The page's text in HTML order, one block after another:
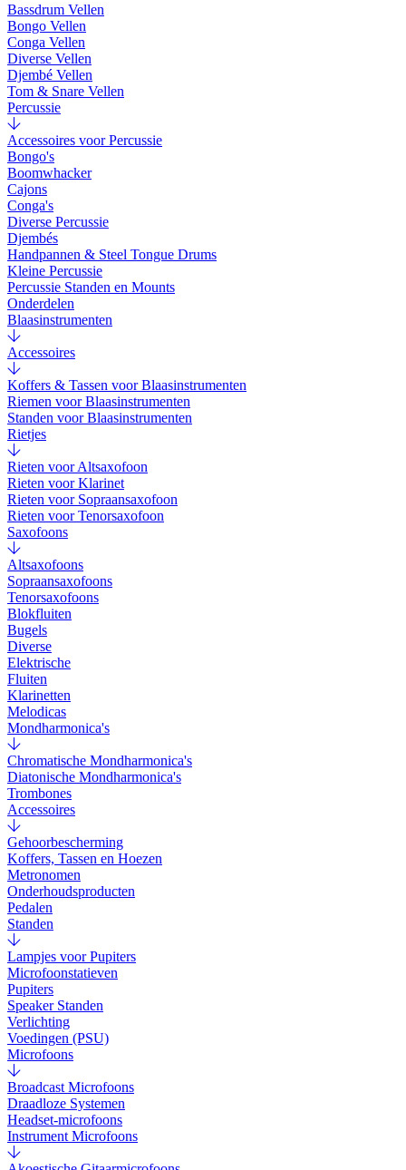
Bassdrum Vellen
Bongo Vellen
Conga Vellen
Diverse Vellen
Djembé Vellen
Tom & Snare Vellen
Percussie
Accessoires voor Percussie
Bongo's
Boomwhacker
Cajons
Conga's
Diverse Percussie
Djembés
Handpannen & Steel Tongue Drums
Kleine Percussie
Percussie Standen en Mounts
Onderdelen
Blaasinstrumenten
Accessoires
Koffers & Tassen voor Blaasinstrumenten
Riemen voor Blaasinstrumenten
Standen voor Blaasinstrumenten
Rietjes
Rieten voor Altsaxofoon
Rieten voor Klarinet
Rieten voor Sopraansaxofoon
Rieten voor Tenorsaxofoon
Saxofoons
Altsaxofoons
Sopraansaxofoons
Tenorsaxofoons
Blokfluiten
Bugels
Diverse
Elektrische
Fluiten
Klarinetten
Melodicas
Mondharmonica's
Chromatische Mondharmonica's
Diatonische Mondharmonica's
Trombones
Accessoires
Gehoorbescherming
Koffers, Tassen en Hoezen
Metronomen
Onderhoudsproducten
Pedalen
Standen
Lampjes voor Pupiters
Microfoonstatieven
Pupiters
Speaker Standen
Verlichting
Voedingen (PSU)
Microfoons
Broadcast Microfoons
Draadloze Systemen
Headset-microfoons
Instrument Microfoons